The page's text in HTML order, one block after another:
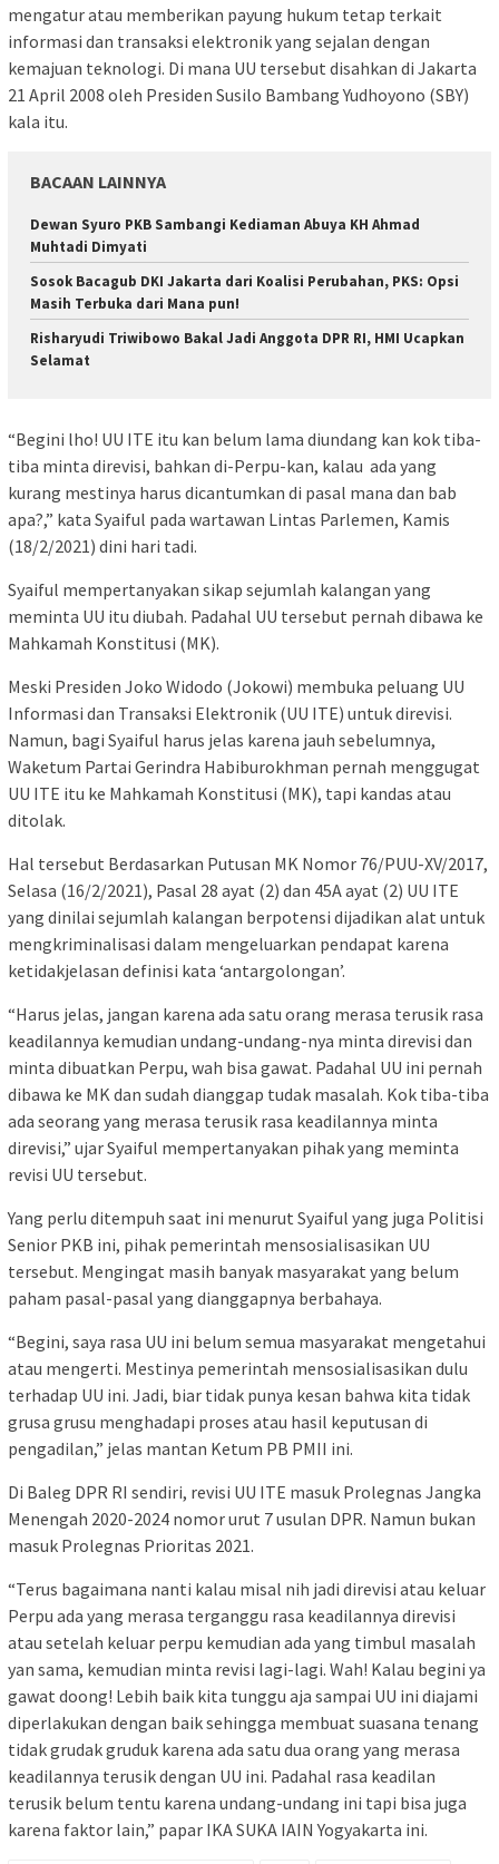
mengatur atau memberikan payung hukum tetap terkait
informasi dan transaksi elektronik yang sejalan dengan
kemajuan teknologi. Di mana UU tersebut disahkan di Jakarta
21 April 2008 oleh Presiden Susilo Bambang Yudhoyono (SBY)
kala itu.
BACAAN LAINNYA
Dewan Syuro PKB Sambangi Kediaman Abuya KH Ahmad
Muhtadi Dimyati
Sosok Bacagub DKI Jakarta dari Koalisi Perubahan, PKS: Opsi
Masih Terbuka dari Mana pun!
Risharyudi Triwibowo Bakal Jadi Anggota DPR RI, HMI Ucapkan
Selamat
“Begini lho! UU ITE itu kan belum lama diundang kan kok tiba-
tiba minta direvisi, bahkan di-Perpu-kan, kalau ada yang
kurang mestinya harus dicantumkan di pasal mana dan bab
apa?,” kata Syaiful pada wartawan Lintas Parlemen, Kamis
(18/2/2021) dini hari tadi.
Syaiful mempertanyakan sikap sejumlah kalangan yang
meminta UU itu diubah. Padahal UU tersebut pernah dibawa ke
Mahkamah Konstitusi (MK).
Meski Presiden Joko Widodo (Jokowi) membuka peluang UU
Informasi dan Transaksi Elektronik (UU ITE) untuk direvisi.
Namun, bagi Syaiful harus jelas karena jauh sebelumnya,
Waketum Partai Gerindra Habiburokhman pernah menggugat
UU ITE itu ke Mahkamah Konstitusi (MK), tapi kandas atau
ditolak.
Hal tersebut Berdasarkan Putusan MK Nomor 76/PUU-XV/2017,
Selasa (16/2/2021), Pasal 28 ayat (2) dan 45A ayat (2) UU ITE
yang dinilai sejumlah kalangan berpotensi dijadikan alat untuk
mengkriminalisasi dalam mengeluarkan pendapat karena
ketidakjelasan definisi kata ‘antargolongan’.
“Harus jelas, jangan karena ada satu orang merasa terusik rasa
keadilannya kemudian undang-undang-nya minta direvisi dan
minta dibuatkan Perpu, wah bisa gawat. Padahal UU ini pernah
dibawa ke MK dan sudah dianggap tudak masalah. Kok tiba-tiba
ada seorang yang merasa terusik rasa keadilannya minta
direvisi,” ujar Syaiful mempertanyakan pihak yang meminta
revisi UU tersebut.
Yang perlu ditempuh saat ini menurut Syaiful yang juga Politisi
Senior PKB ini, pihak pemerintah mensosialisasikan UU
tersebut. Mengingat masih banyak masyarakat yang belum
paham pasal-pasal yang dianggapnya berbahaya.
“Begini, saya rasa UU ini belum semua masyarakat mengetahui
atau mengerti. Mestinya pemerintah mensosialisasikan dulu
terhadap UU ini. Jadi, biar tidak punya kesan bahwa kita tidak
grusa grusu menghadapi proses atau hasil keputusan di
pengadilan,” jelas mantan Ketum PB PMII ini.
Di Baleg DPR RI sendiri, revisi UU ITE masuk Prolegnas Jangka
Menengah 2020-2024 nomor urut 7 usulan DPR. Namun bukan
masuk Prolegnas Prioritas 2021.
“Terus bagaimana nanti kalau misal nih jadi direvisi atau keluar
Perpu ada yang merasa terganggu rasa keadilannya direvisi
atau setelah keluar perpu kemudian ada yang timbul masalah
yan sama, kemudian minta revisi lagi-lagi. Wah! Kalau begini ya
gawat doong! Lebih baik kita tunggu aja sampai UU ini diajami
diperlakukan dengan baik sehingga membuat suasana tenang
tidak grudak gruduk karena ada satu dua orang yang merasa
keadilannya terusik dengan UU ini. Padahal rasa keadilan
terusik belum tentu karena undang-undang ini tapi bisa juga
karena faktor lain,” papar IKA SUKA IAIN Yogyakarta ini.